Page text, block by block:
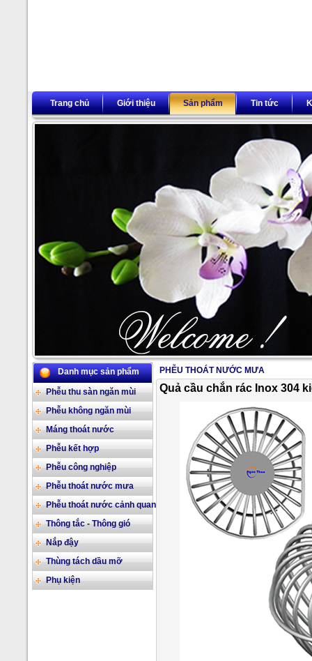
Trang chủ Giới thiệu Sản phẩm Tin tức
2/17
Danh mục sản phẩm
Phễu thu sàn ngăn mùi
Phễu không ngăn mùi
Máng thoát nước
Phễu kết hợp
Phễu công nghiệp
Phễu thoát nước mưa
Phễu thoát nước cảnh quan
Thông tắc - Thông gió
Nắp đậy
Thùng tách dầu mỡ
Phụ kiện
PHỄU THOÁT NƯỚC MƯA
Quả cầu chắn rác Inox 304